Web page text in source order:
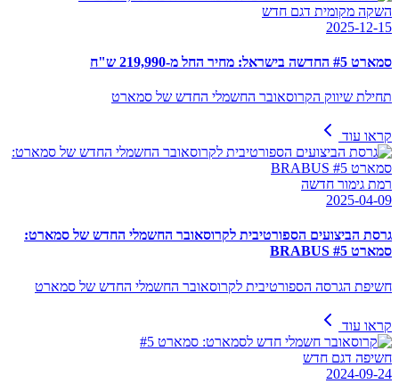
השקה מקומית דגם חדש
2025-12-15
סמארט #5 החדשה בישראל: מחיר החל מ-219,990 ש"ח
תחילת שיווק הקרוסאובר החשמלי החדש של סמארט
קראו עוד
רמת גימור חדשה
2025-04-09
גרסת הביצועים הספורטיבית לקרוסאובר החשמלי החדש של סמארט:
סמארט #5 BRABUS
חשיפת הגרסה הספורטיבית לקרוסאובר החשמלי החדש של סמארט
קראו עוד
חשיפה דגם חדש
2024-09-24